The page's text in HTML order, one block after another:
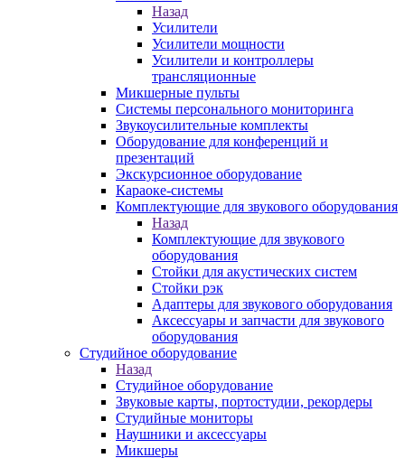
Назад
Усилители
Усилители мощности
Усилители и контроллеры
трансляционные
Микшерные пульты
Системы персонального мониторинга
Звукоусилительные комплекты
Оборудование для конференций и
презентаций
Экскурсионное оборудование
Караоке-системы
Комплектующие для звукового оборудования
Назад
Комплектующие для звукового
оборудования
Стойки для акустических систем
Стойки рэк
Адаптеры для звукового оборудования
Аксессуары и запчасти для звукового
оборудования
Студийное оборудование
Назад
Студийное оборудование
Звуковые карты, портостудии, рекордеры
Студийные мониторы
Наушники и аксессуары
Микшеры